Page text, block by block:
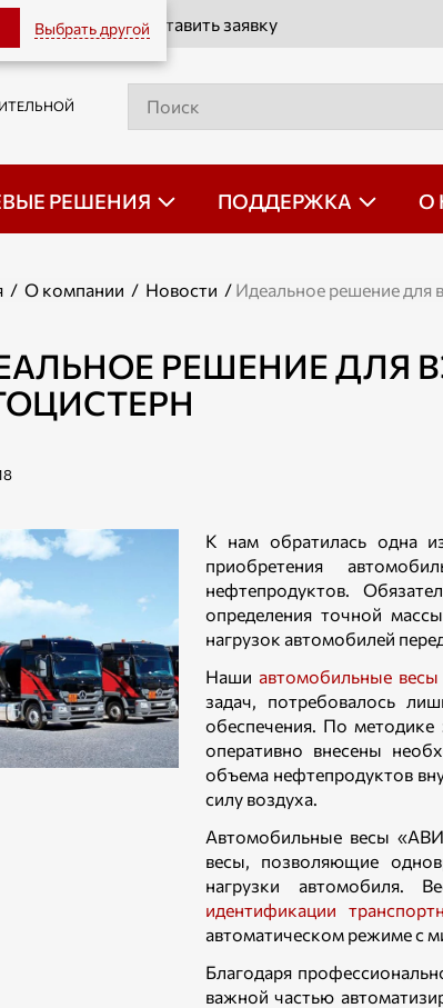
Выбрать другойОставить заявку
РЕШЕНИЯ ПОДДЕРЖКА О
/ О компании / Новости / Идеальное решение для
РЕШЕНИЕ ДЛЯ
К нам обратилась одна
приобретения
нефтепродуктов.
определения точной
нагрузок автомобилей
Наши автомобильные
задач, потребовалось
обеспечения. По
оперативно внесены
объема нефтепродуктов
силу воздуха.
Автомобильные весы
весы, позволяющие
нагрузки автомобиля.
идентификации
автоматическом режиме с
Благодаря
важной частью